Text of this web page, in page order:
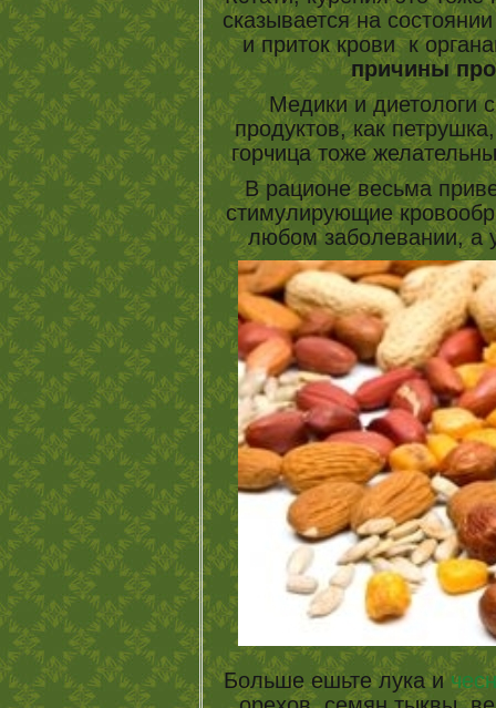
сказывается на
и приток крови к
причины
Медики и диетологи
продуктов, как
горчица тоже
В рационе весьма
стимулирующие
любом заболевании, а
Больше ешьте лука и